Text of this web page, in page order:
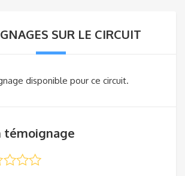
SUR LE CIRCUIT
disponible pour ce circuit.
témoignage